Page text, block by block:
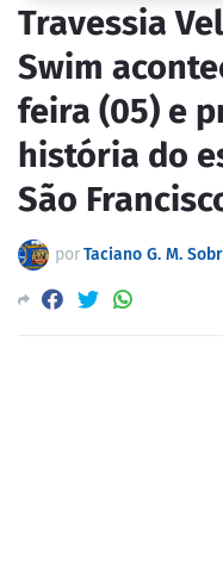
Travessia
Swim
feira (05) e
história do
São
porTaciano G. M.